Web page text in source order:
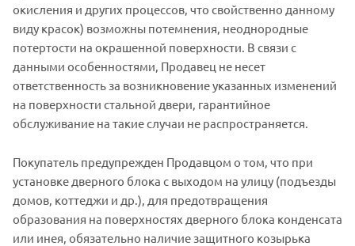
окисления и других процессов, что свойственно данному
виду красок) возможны потемнения, неоднородные
потертости на окрашенной поверхности. В связи с
данными особенностями, Продавец не несет
ответственность за возникновение указанных изменений
на поверхности стальной двери, гарантийное
обслуживание на такие случаи не распространяется.
Покупатель предупрежден Продавцом о том, что при
установке дверного блока с выходом на улицу (подъезды
домов, коттеджи и др.), для предотвращения
образования на поверхностях дверного блока конденсата
или инея, обязательно наличие защитного козырька